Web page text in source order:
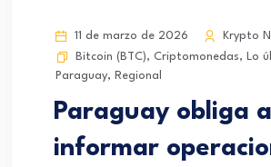
11 de marzo de 2026
Krypto
Bitcoin (BTC), Criptomonedas, Lo
Paraguay, Regional
Paraguay obliga a
informar